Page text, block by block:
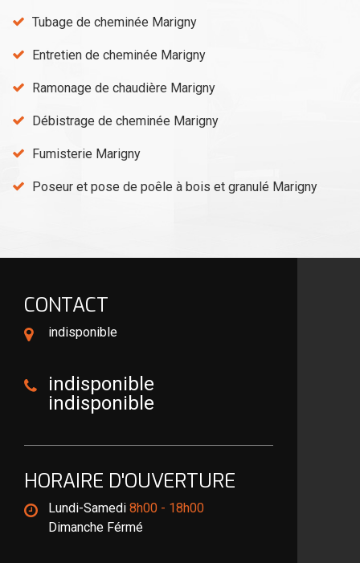
Tubage de cheminée Marigny
Entretien de cheminée Marigny
Ramonage de chaudière Marigny
Débistrage de cheminée Marigny
Fumisterie Marigny
Poseur et pose de poêle à bois et granulé Marigny
CONTACT
indisponible
indisponible
indisponible
HORAIRE D'OUVERTURE
Lundi-Samedi 8h00 - 18h00
Dimanche Férmé